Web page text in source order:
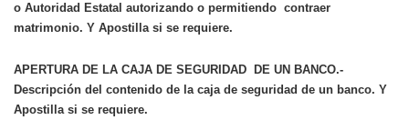
o Autoridad Estatal autorizando o permitiendo contraer
matrimonio. Y Apostilla si se requiere.
APERTURA DE LA CAJA DE SEGURIDAD DE UN BANCO.-
Descripción del contenido de la caja de seguridad de un banco. Y
Apostilla si se requiere.